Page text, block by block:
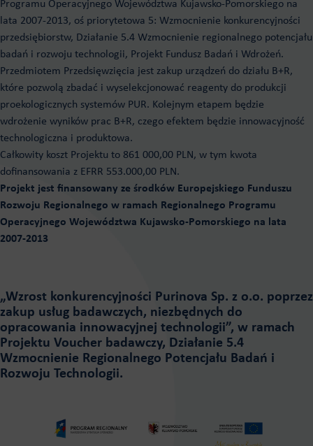
Programu Operacyjnego Województwa Kujawsko-Pomorskiego na
lata 2007-2013, oś priorytetowa 5: Wzmocnienie konkurencyjności
przedsiębiorstw, Działanie 5.4 Wzmocnienie regionalnego potencjału
badań i rozwoju technologii, Projekt Fundusz Badań i Wdrożeń.
Przedmiotem Przedsięwzięcia jest zakup urządzeń do działu B+R,
które pozwolą zbadać i wyselekcjonować reagenty do produkcji
proekologicznych systemów PUR. Kolejnym etapem będzie
wdrożenie wyników prac B+R, czego efektem będzie innowacyjność
technologiczna i produktowa.
Całkowity koszt Projektu to 861 000,00 PLN, w tym kwota
dofinansowania z EFRR 553.000,00 PLN.
Projekt jest finansowany ze środków Europejskiego Funduszu
Rozwoju Regionalnego w ramach Regionalnego Programu
Operacyjnego Województwa Kujawsko-Pomorskiego na lata
2007-2013
„Wzrost konkurencyjności Purinova Sp. z o.o. poprzez
zakup usług badawczych, niezbędnych do
opracowania innowacyjnej technologii”, w ramach
Projektu Voucher badawczy, Działanie 5.4
Wzmocnienie Regionalnego Potencjału Badań i
Rozwoju Technologii.